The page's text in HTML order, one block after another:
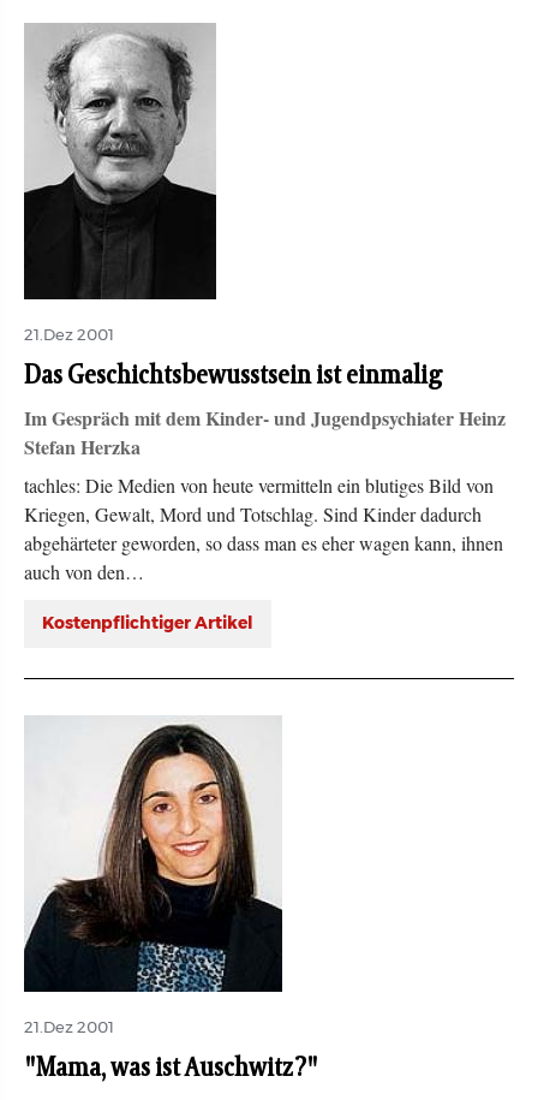
21.Dez 2001
Das Geschichtsbewusstsein ist einmalig
Im Gespräch mit dem Kinder- und Jugendpsychiater Heinz
Stefan Herzka
tachles: Die Medien von heute vermitteln ein blutiges Bild von
Kriegen, Gewalt, Mord und Totschlag. Sind Kinder dadurch
abgehärteter geworden, so dass man es eher wagen kann, ihnen
auch von den…
Kostenpflichtiger Artikel
21.Dez 2001
"Mama, was ist Auschwitz?"